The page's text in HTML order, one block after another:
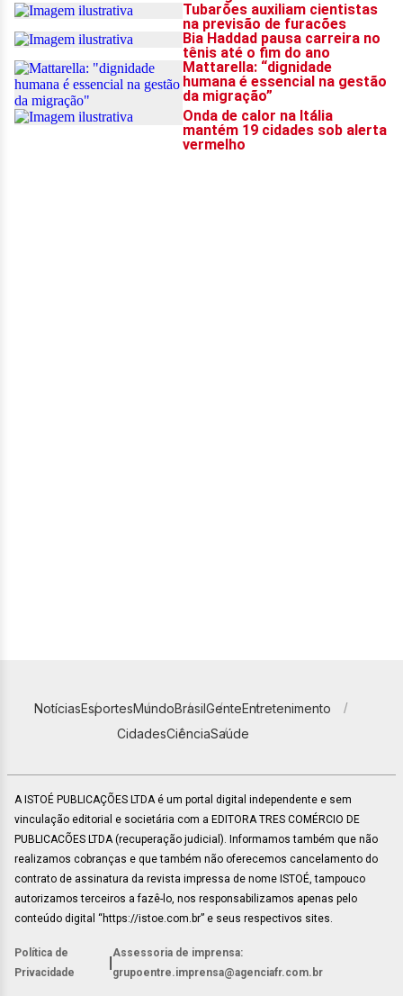
NotíciasEsportesMundoBrasilGenteEntretenimento
CidadesCiênciaSaúde
A ISTOÉ PUBLICAÇÕES LTDA é um portal digital independente e sem
vinculação editorial e societária com a EDITORA TRES COMÉRCIO DE
PUBLICACÕES LTDA (recuperação judicial). Informamos também que não
realizamos cobranças e que também não oferecemos cancelamento do
contrato de assinatura da revista impressa de nome ISTOÉ, tampouco
autorizamos terceiros a fazê-lo, nos responsabilizamos apenas pelo
conteúdo digital “https://istoe.com.br” e seus respectivos sites.
Política de
Privacidade
Assessoria de imprensa:
grupoentre.imprensa@agenciafr.com.br